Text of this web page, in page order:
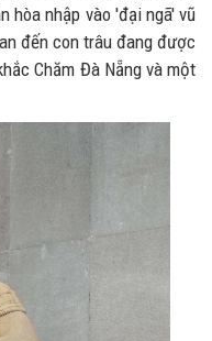
hòa nhập vào 'đại ngã' vũ
đến con trâu đang được
Chăm Đà Nẵng và một